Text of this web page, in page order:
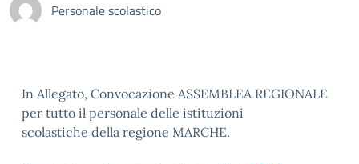
Personale scolastico
In Allegato, Convocazione ASSEMBLEA REGIONALE
per tutto il personale delle istituzioni
scolastiche della regione MARCHE.